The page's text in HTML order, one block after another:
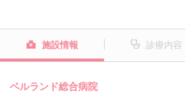
施設情報 診療内容
ベルランド総合病院